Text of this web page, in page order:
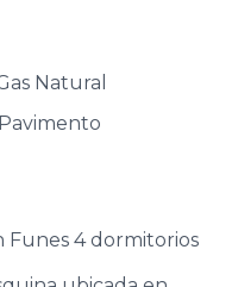
Natural
Pavimento
Funes 4 dormitorios